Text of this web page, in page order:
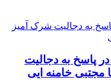
پاسخ به دجالیت
خامنه ایی